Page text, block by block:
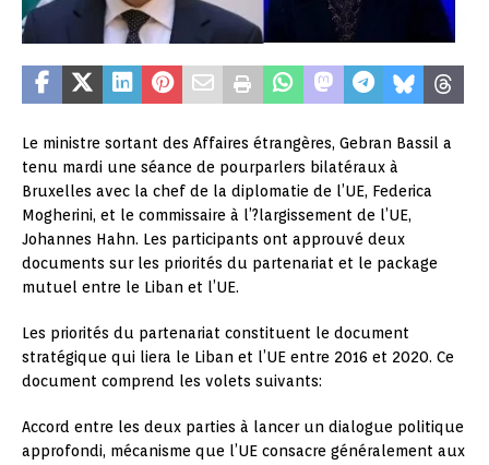
Le ministre sortant des Affaires étrangères, Gebran Bassil a
tenu mardi une séance de pourparlers bilatéraux à
Bruxelles avec la chef de la diplomatie de l’UE, Federica
Mogherini, et le commissaire à l’?largissement de l’UE,
Johannes Hahn. Les participants ont approuvé deux
documents sur les priorités du partenariat et le package
mutuel entre le Liban et l’UE.
Les priorités du partenariat constituent le document
stratégique qui liera le Liban et l’UE entre 2016 et 2020. Ce
document comprend les volets suivants:
Accord entre les deux parties à lancer un dialogue politique
approfondi, mécanisme que l’UE consacre généralement aux